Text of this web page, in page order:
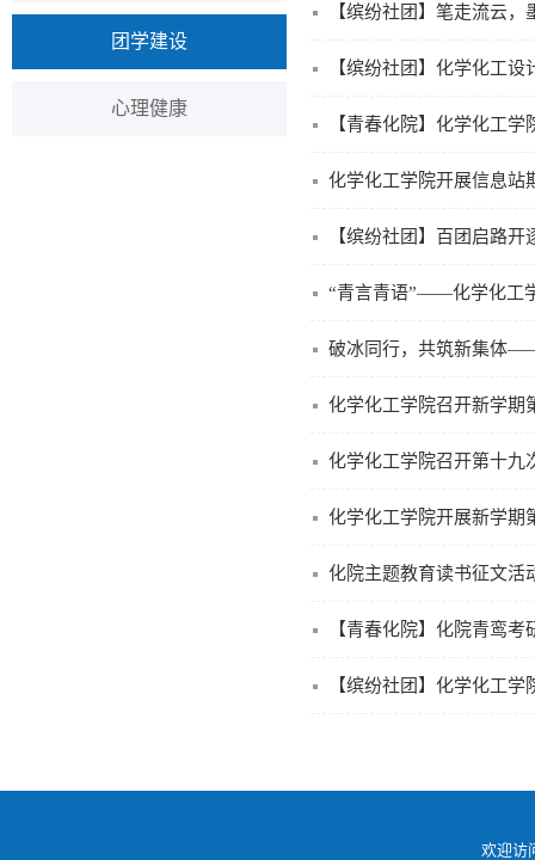
团学建设
心理健康
【缤纷社团】笔走流云
【缤纷社团】化学化工设
【青春化院】化学化工
化学化工学院开展信息站
【缤纷社团】百团启路
“青言青语”——化学化工
破冰同行，共筑新集体
化学化工学院召开新学期
化学化工学院召开第十九
化学化工学院开展新学期
化院主题教育读书征文活
【青春化院】化院青鸾
【缤纷社团】化学化工
欢迎访